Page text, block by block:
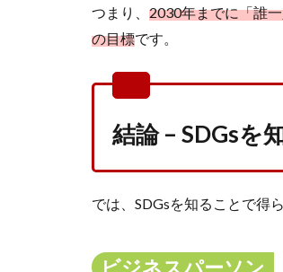
つまり、 2030年までに「誰
の目標です。
結論 – SDGsを
では、SDGsを知ることで得